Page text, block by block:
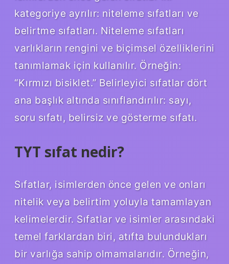
kategoriye ayrılır: niteleme sıfatları ve
belirtme sıfatları. Niteleme sıfatları
varlıkların rengini ve biçimsel özelliklerini
tanımlamak için kullanılır. Örneğin:
“Kırmızı bisiklet.” Belirleyici sıfatlar dört
ana başlık altında sınıflandırılır: sayı,
soru sıfatı, belirsiz ve gösterme sıfatı.
TYT sıfat nedir?
Sıfatlar, isimlerden önce gelen ve onları
nitelik veya belirtim yoluyla tamamlayan
kelimelerdir. Sıfatlar ve isimler arasındaki
temel farklardan biri, atıfta bulundukları
bir varlığa sahip olmamalarıdır. Örneğin,